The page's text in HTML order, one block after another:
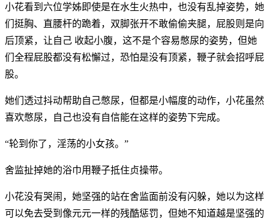
小花看到六位学姊即使是在水生火热中，也没有乱掉姿势，她
们挺胸、直腰杆的跪着，双脚张开不敢偷偷夹腿，屁股则是向
后顶紧，让自己 收起小腹，这不是个容易憋尿的姿势，但她
们全程屁股都没有松懈过，恐怕是没有顶紧，鞭子就会招呼屁
股。
她们透过抖动帮助自己憋尿，但都是小幅度的动作，小花虽然
喜欢憋尿，自己也没有自信能在这样的姿势下完成。
“轮到你了，淫荡的小女孩。”
舍监扯掉她的浴巾用鞭子抵住贞操带。
小花没有哭闹，她坚强的站在舍监面前没有闪躲，她以为这样
可以免去受到像元元一样的残酷惩罚，但她不知道越是坚强的